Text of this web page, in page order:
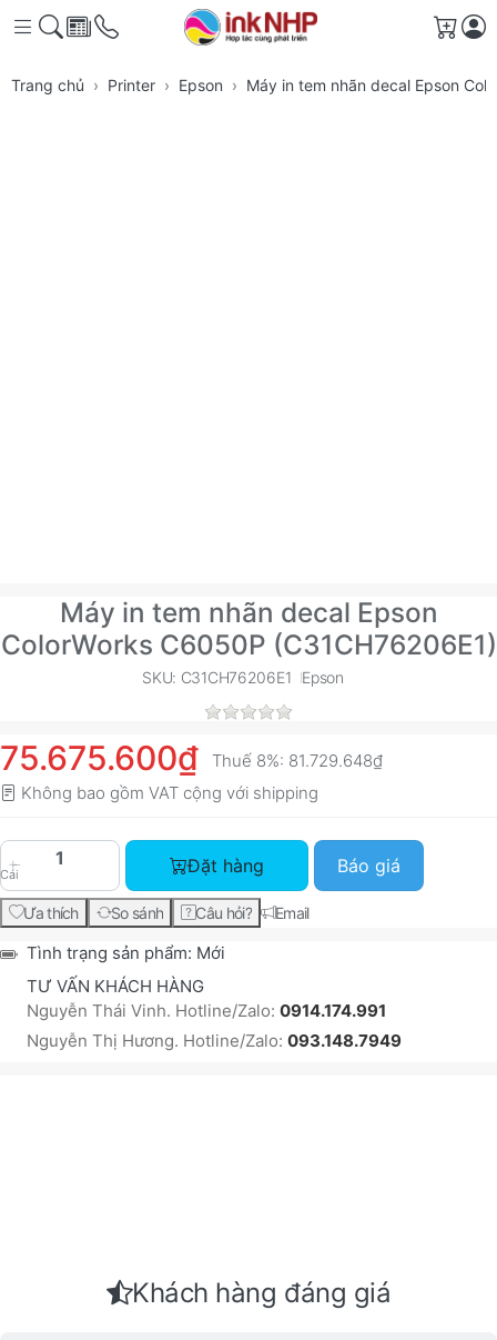
Giỏ
Trang chủ Printer Epson Máy in tem nhãn decal Epson
Máy in tem nhãn decal Epson
ColorWorks C6050P (C31CH76206E1)
SKU: C31CH76206E1 Epson
75.675.600₫ Thuế 8%: 81.729.648₫
Không bao gồm VAT cộng với shipping
Cái
Máy in tem nhãn decal Epson ColorWorks
Đặt hàng Báo giá
Ưa thích So sánh Câu hỏi? Email
Tình trạng sản phẩm: Mới
TƯ VẤN KHÁCH HÀNG
Nguyễn Thái Vinh. Hotline/Zalo: 0914.174.991
Nguyễn Thị Hương. Hotline/Zalo: 093.148.7949
Khách hàng đáng giá